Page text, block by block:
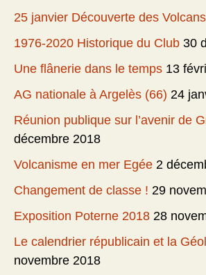
25 janvier Découverte des Volcans
1976-2020 Historique du Club 30
Une flânerie dans le temps 13
AG nationale à Argelès (66) 24
Réunion publique sur l’avenir de
décembre 2018
Volcanisme en mer Egée 2
Changement de classe ! 29
Exposition Poterne 2018 28
Le calendrier républicain et la
novembre 2018